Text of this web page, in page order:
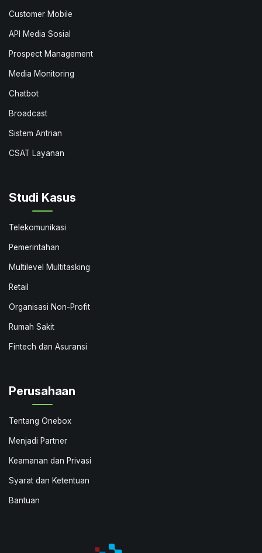
Customer Mobile
API Media Sosial
Prospect Management
Media Monitoring
Chatbot
Broadcast
Sistem Antrian
CSAT Layanan
Studi Kasus
Telekomunikasi
Pemerintahan
Multilevel Multitasking
Retail
Organisasi Non-Profit
Rumah Sakit
Fintech dan Asuransi
Perusahaan
Tentang Onebox
Menjadi Partner
Keamanan dan Privasi
Syarat dan Ketentuan
Bantuan